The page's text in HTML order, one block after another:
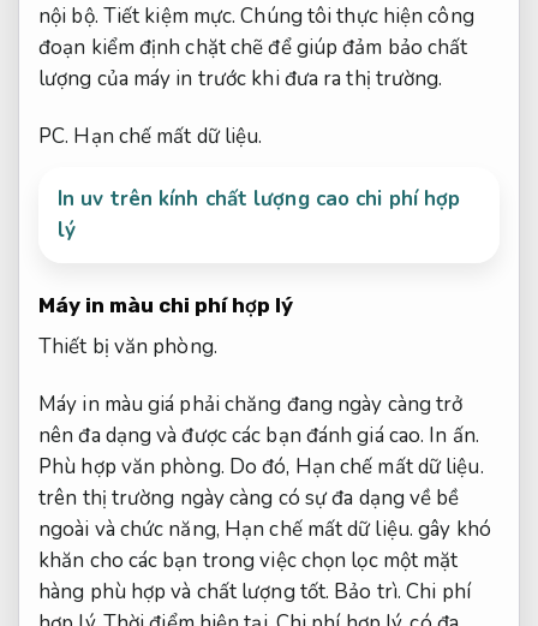
nội bộ. Tiết kiệm mực. Chúng tôi thực hiện công
đoạn kiểm định chặt chẽ để giúp đảm bảo chất
lượng của máy in trước khi đưa ra thị trường.
PC. Hạn chế mất dữ liệu.
In uv trên kính chất lượng cao chi phí hợp
lý
Máy in màu chi phí hợp lý
Thiết bị văn phòng.
Máy in màu giá phải chăng đang ngày càng trở
nên đa dạng và được các bạn đánh giá cao. In ấn.
Phù hợp văn phòng. Do đó, Hạn chế mất dữ liệu.
trên thị trường ngày càng có sự đa dạng về bề
ngoài và chức năng, Hạn chế mất dữ liệu. gây khó
khăn cho các bạn trong việc chọn lọc một mặt
hàng phù hợp và chất lượng tốt. Bảo trì. Chi phí